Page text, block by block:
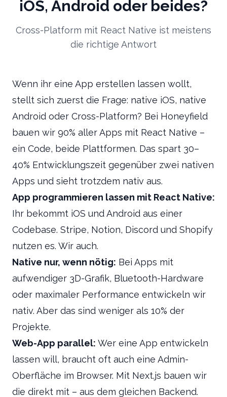
iOS, Android oder beides?
Cross-Platform mit React Native ist meistens
die richtige Antwort
Wenn ihr eine App erstellen lassen wollt,
stellt sich zuerst die Frage: native iOS, native
Android oder Cross-Platform? Bei Honeyfield
bauen wir 90% aller Apps mit React Native –
ein Code, beide Plattformen. Das spart 30–
40% Entwicklungszeit gegenüber zwei nativen
Apps und sieht trotzdem nativ aus.
App programmieren lassen mit React Native:
Ihr bekommt iOS und Android aus einer
Codebase. Stripe, Notion, Discord und Shopify
nutzen es. Wir auch.
Native nur, wenn nötig: Bei Apps mit
aufwendiger 3D-Grafik, Bluetooth-Hardware
oder maximaler Performance entwickeln wir
nativ. Aber das sind weniger als 10% der
Projekte.
Web-App parallel: Wer eine App entwickeln
lassen will, braucht oft auch eine Admin-
Oberfläche im Browser. Mit Next.js bauen wir
die direkt mit – aus dem gleichen Backend.